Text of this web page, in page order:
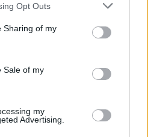
Opt Outs
Sharing of my
Sale of my
my
Advertising.
που καλύπτουν μεγάλα
τους
πάντοτε αντηλιακό με
SPF τουλάχιστον 30.